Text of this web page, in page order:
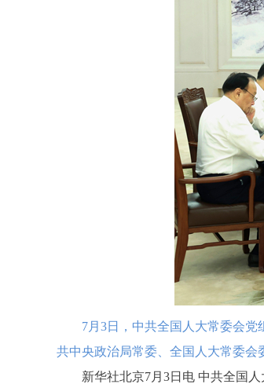
7月3日，中共全国人大常委会党组
共中央政治局常委、全国人大常委
新华社北京7月3日电 中共全国人